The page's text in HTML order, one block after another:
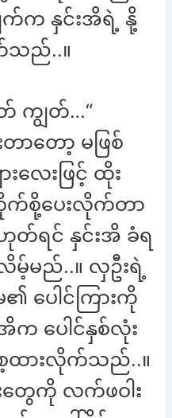
က်က နှင်းအိရဲ့ နို့
သည်..။
ကျွတ်…“
ာတော့ မဖြစ်
းလေးဖြင့် ထိုး
က်စို့ပေးလိုက်တာ
တ်ရင် နှင်းအိ ခံရ
မ့်မည်..။ လှဦးရဲ့
ေါင်ကြားကို
ပေါင်နှစ်လုံး
ထားလိုက်သည်..။
ေကို လက်ဖဝါး